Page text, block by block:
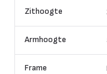
Zithoogte
Armhoogte
Frame